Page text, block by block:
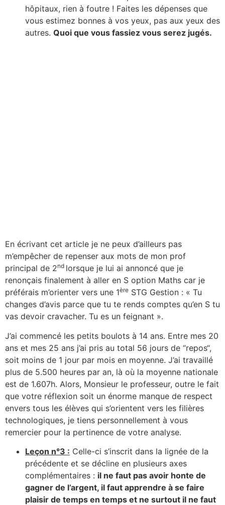
hôpitaux, rien à foutre ! Faites les dépenses que
vous estimez bonnes à vos yeux, pas aux yeux des
autres. Quoi que vous fassiez vous serez jugés.
En écrivant cet article je ne peux d’ailleurs pas
m’empêcher de repenser aux mots de mon prof
principal de 2nd lorsque je lui ai annoncé que je
renonçais finalement à aller en S option Maths car je
préférais m’orienter vers une 1ère STG Gestion : « Tu
changes d’avis parce que tu te rends comptes qu’en S tu
vas devoir cravacher. Tu es un feignant ».
J’ai commencé les petits boulots à 14 ans. Entre mes 20
ans et mes 25 ans j’ai pris au total 56 jours de “repos“,
soit moins de 1 jour par mois en moyenne. J’ai travaillé
plus de 5.500 heures par an, là où la moyenne nationale
est de 1.607h. Alors, Monsieur le professeur, outre le fait
que votre réflexion soit un énorme manque de respect
envers tous les élèves qui s’orientent vers les filières
technologiques, je tiens personnellement à vous
remercier pour la pertinence de votre analyse.
Leçon n°3 : Celle-ci s’inscrit dans la lignée de la
précédente et se décline en plusieurs axes
complémentaires : il ne faut pas avoir honte de
gagner de l’argent, il faut apprendre à se faire
plaisir de temps en temps et ne surtout il ne faut